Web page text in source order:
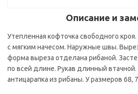
Описание и
Утепленная кофточка свободного
с мягким начесом. Наружные швы.
форма выреза отделана рибаной.
по всей длине. Рукав длинный
антицарапка из рибаны. У размеров 68,